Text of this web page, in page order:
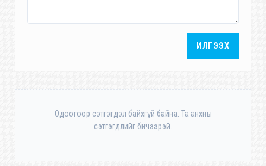
ИЛГЭЭХ
Одоогоор сэтгэгдэл байхгүй байна. Та анхны
сэтгэгдлийг бичээрэй.